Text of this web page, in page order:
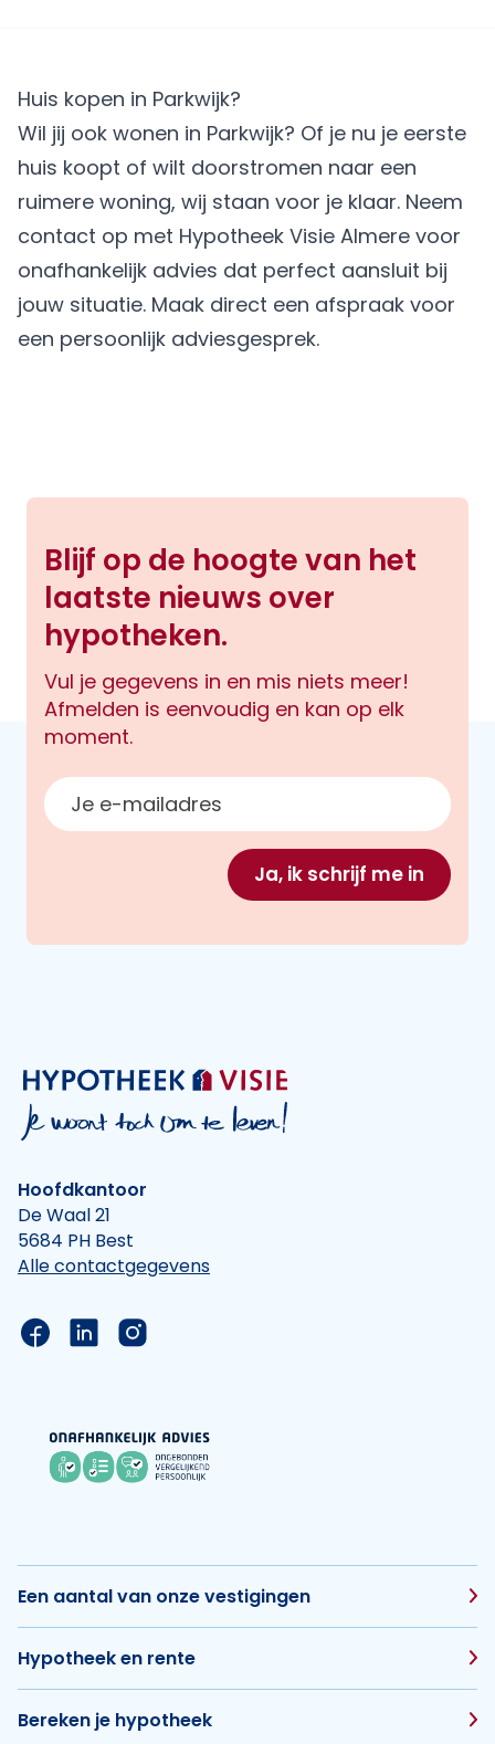
Huis kopen in Parkwijk?
Wil jij ook wonen in Parkwijk? Of je nu je eerste
huis koopt of wilt doorstromen naar een
ruimere woning, wij staan voor je klaar. Neem
contact op met Hypotheek Visie Almere voor
onafhankelijk advies dat perfect aansluit bij
jouw situatie. Maak direct een afspraak voor
een persoonlijk adviesgesprek.
Blijf op de hoogte van het
laatste nieuws over
hypotheken.
Vul je gegevens in en mis niets meer!
Afmelden is eenvoudig en kan op elk
moment.
E-mailadres
Ja, ik schrijf me in
Hoofdkantoor
De Waal 21
5684 PH Best
Alle contactgegevens
Link naar de Facebook pagina van Hypotheek
Link naar de LinkedIn pagina van
Link naar de Instagram pagina van
Een aantal van onze vestigingen
Hypotheek en rente
Bereken je hypotheek